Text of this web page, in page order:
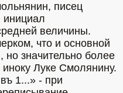
писец
величины.
что и основной
но значительно более
Луке Смолянину.
1...» - при